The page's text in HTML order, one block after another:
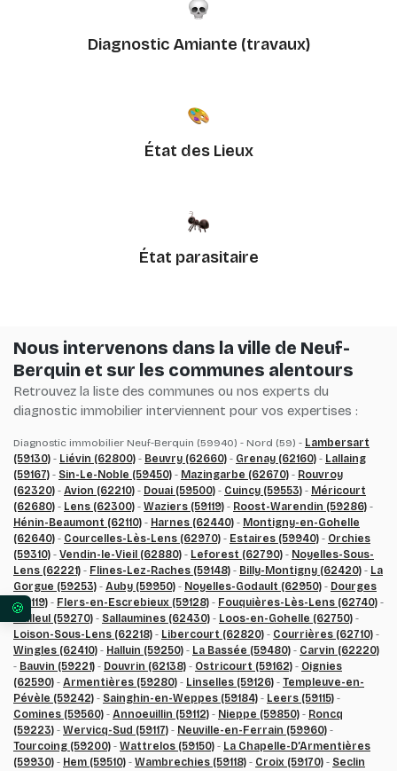
Diagnostic Amiante (travaux)
État des Lieux
État parasitaire
Nous intervenons dans la ville de Neuf-
Berquin et sur les communes alentours
Retrouvez la liste des communes ou nos experts du
diagnostic immobilier interviennent pour vos expertises :
Diagnostic immobilier Neuf-Berquin (59940) - Nord (59) - Lambersart
(59130) - Liévin (62800) - Beuvry (62660) - Grenay (62160) - Lallaing
(59167) - Sin-Le-Noble (59450) - Mazingarbe (62670) - Rouvroy
(62320) - Avion (62210) - Douai (59500) - Cuincy (59553) - Méricourt
(62680) - Lens (62300) - Waziers (59119) - Roost-Warendin (59286) -
Hénin-Beaumont (62110) - Harnes (62440) - Montigny-en-Gohelle
(62640) - Courcelles-Lès-Lens (62970) - Estaires (59940) - Orchies
(59310) - Vendin-le-Vieil (62880) - Leforest (62790) - Noyelles-Sous-
Lens (62221) - Flines-Lez-Raches (59148) - Billy-Montigny (62420) - La
Gorgue (59253) - Auby (59950) - Noyelles-Godault (62950) - Dourges
(62119) - Flers-en-Escrebieux (59128) - Fouquières-Lès-Lens (62740) -
Bailleul (59270) - Sallaumines (62430) - Loos-en-Gohelle (62750) -
Loison-Sous-Lens (62218) - Libercourt (62820) - Courrières (62710) -
Wingles (62410) - Halluin (59250) - La Bassée (59480) - Carvin (62220)
- Bauvin (59221) - Douvrin (62138) - Ostricourt (59162) - Oignies
(62590) - Armentières (59280) - Linselles (59126) - Templeuve-en-
Pévèle (59242) - Sainghin-en-Weppes (59184) - Leers (59115) -
Comines (59560) - Annoeuillin (59112) - Nieppe (59850) - Roncq
(59223) - Wervicq-Sud (59117) - Neuville-en-Ferrain (59960) -
Tourcoing (59200) - Wattrelos (59150) - La Chapelle-D’Armentières
(59930) - Hem (59510) - Wambrechies (59118) - Croix (59170) - Seclin
Vos préférences en matière de consentement